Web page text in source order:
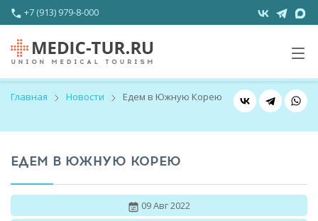
+7 (913) 979-8-000
Главная Новости Едем в Южную Корею
ЕДЕМ В ЮЖНУЮ КОРЕЮ
09 Авг 2022